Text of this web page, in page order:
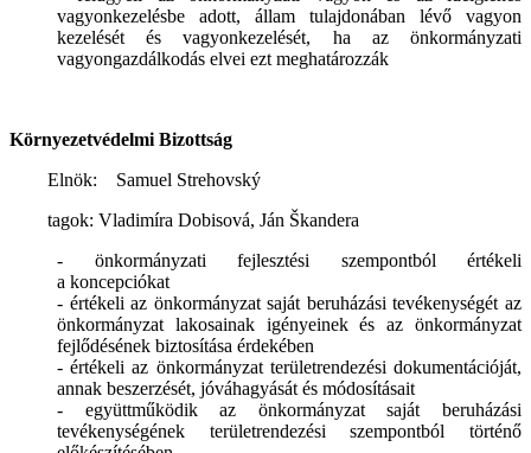
vagyonkezelésbe adott, állam tulajdonában lévő vagyon
kezelését és vagyonkezelését, ha az önkormányzati
vagyongazdálkodás elvei ezt meghatározzák
Környezetvédelmi Bizottság
Elnök:
Samuel Strehovský
tagok: Vladimíra Dobisová, Ján Škandera
- önkormányzati fejlesztési szempontból értékeli
a koncepciókat
- értékeli az önkormányzat saját beruházási tevékenységét az
önkormányzat lakosainak igényeinek és az önkormányzat
fejlődésének biztosítása érdekében
- értékeli az önkormányzat területrendezési dokumentációját,
annak beszerzését, jóváhagyását és módosításait
- együttműködik az önkormányzat saját beruházási
tevékenységének területrendezési szempontból történő